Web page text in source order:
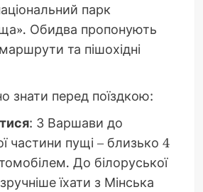
парк
Обидва пропонують
та пішохідні
знати перед поїздкою:
: З Варшави до
частини пущі – близько 4
До білоруської
їхати з Мінська